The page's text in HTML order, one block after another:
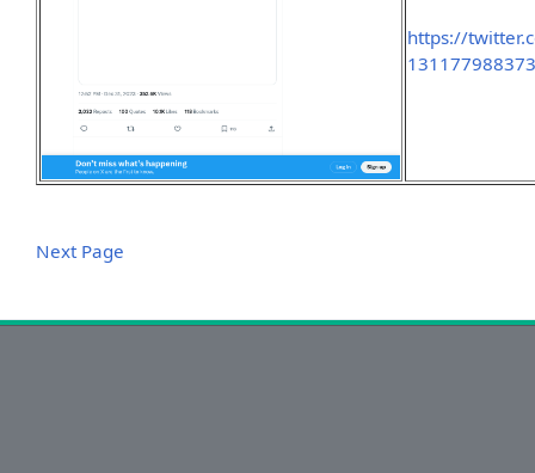
https://
Next Page